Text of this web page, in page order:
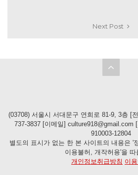
Next Post
(03708) 서울시 서대문구 연희로 81-9, 3층 [
737-3837 [이메일] culture918@gmail.com
910003-12804
별도의 표시가 없는 한 본 사이트의 내용은 '
이용불허, 개작허용'을 따
개인정보취급방침 이